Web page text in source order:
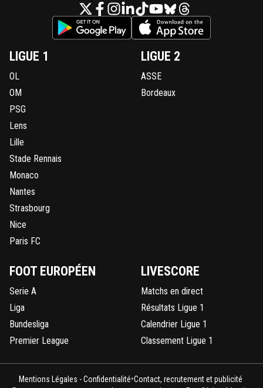
LIGUE 1
OL
OM
PSG
Lens
Lille
Stade Rennais
Monaco
Nantes
Strasbourg
Nice
Paris FC
LIGUE 2
ASSE
Bordeaux
FOOT EUROPÉEN
Serie A
Liga
Bundesliga
Premier League
LIVESCORE
Matchs en direct
Résultats Ligue 1
Calendrier Ligue 1
Classement Ligue 1
Mentions Légales - Confidentialité•Contact, recrutement et publicité